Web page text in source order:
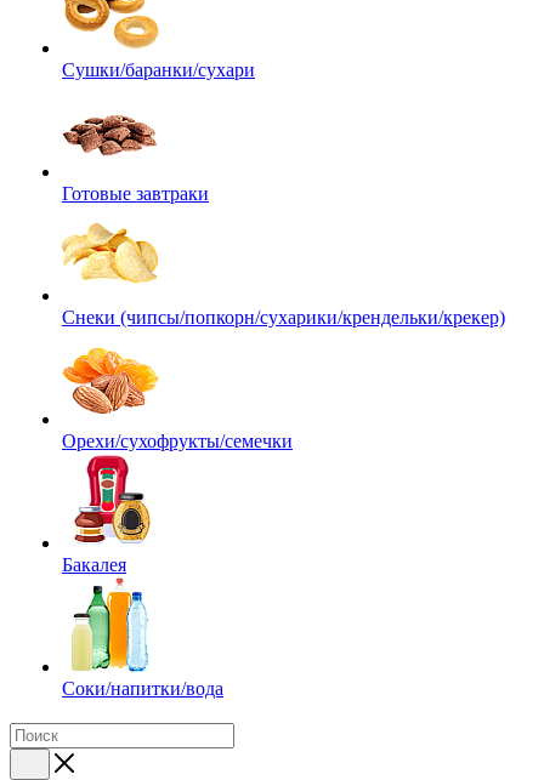
Сушки/баранки/сухари
Готовые завтраки
Снеки (чипсы/попкорн/сухарики/крендельки/крекер)
Орехи/сухофрукты/семечки
Бакалея
Соки/напитки/вода